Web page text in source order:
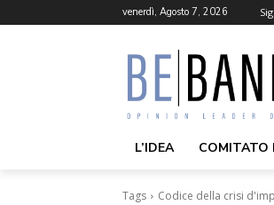
venerdì, Agosto 7, 2026
L’IDEA COMITATO
Tags Codice della crisi